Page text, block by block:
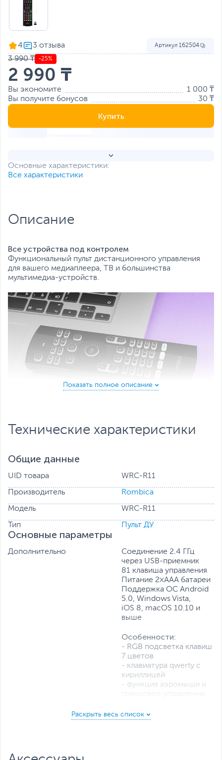
Основные характеристики:
Все характеристики
4 Артикул 162504
3 990 ₸ -25%
2 990 ₸
Вы экономите
1 000 ₸
Вы получите бонусов
30 ₸
Купить
Описание
Все устройства под контролем
Функциональный пульт дистанционного управления
для вашего медиаплеера, ТВ и большинства
мультимедиа-устройств.
Bозможность регулировки скорости перемещения.
Технические характеристики
Общие данные
UID товара WRC-R11
Производитель Rombica
Модель WRC-R11
Тип Пульт ДУ
Основные параметры
Дополнительно
Cоединение 2.4 ГГц
через USB-приемник
81 клавиша управления
Питание 2×AAA батареи
Поддержка ОС Android
5.0, Windows Vista,
iOS 8, macOS 10.10 и
выше
Особенности:
- RGB подсветка клавиш
7 цветов
- клавиатура qwerty с
кириллицей
- функция аэромыши и
для функций с других
пультов